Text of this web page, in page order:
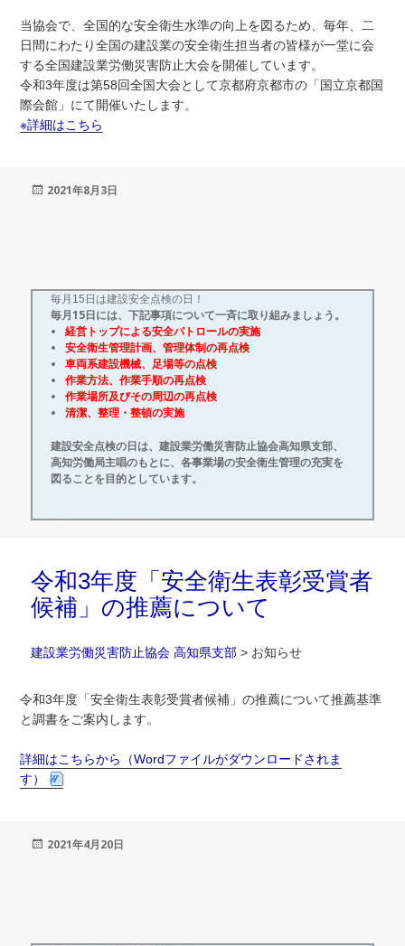
当協会で、全国的な安全衛生水準の向上を図るため、毎年、二
日間にわたり全国の建設業の安全衛生担当者の皆様が一堂に会
する全国建設業労働災害防止大会を開催しています。
令和3年度は第58回全国大会として京都府京都市の「国立京都国
際会館」にて開催いたします。
※詳細はこちら
投
2021年8月3日
毎月15日は建設安全点検の日！
毎月15日には、下記事項について一斉に取り組みましょう。
経営トップによる安全パトロールの実施
安全衛生管理計画、管理体制の再点検
車両系建設機械、足場等の点検
作業方法、作業手順の再点検
作業場所及びその周辺の再点検
清潔、整理・整頓の実施
建設安全点検の日は、建設業労働災害防止協会高知県支部、
高知労働局主唱のもとに、各事業場の安全衛生管理の充実を
図ることを目的としています。
令和3年度「安全衛生表彰受賞者
候補」の推薦について
建設業労働災害防止協会 高知県支部 > お知らせ
令和3年度「安全衛生表彰受賞者候補」の推薦について推薦基準
と調書をご案内します。
詳細はこちらから（Wordファイルがダウンロードされま
す）
投
2021年4月20日